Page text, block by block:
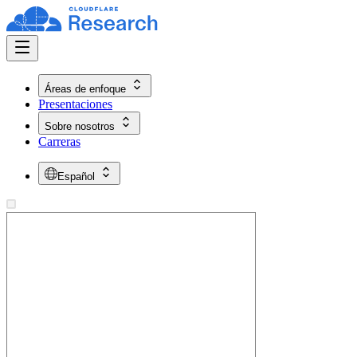
Áreas de enfoque
Presentaciones
Sobre nosotros
Carreras
Español